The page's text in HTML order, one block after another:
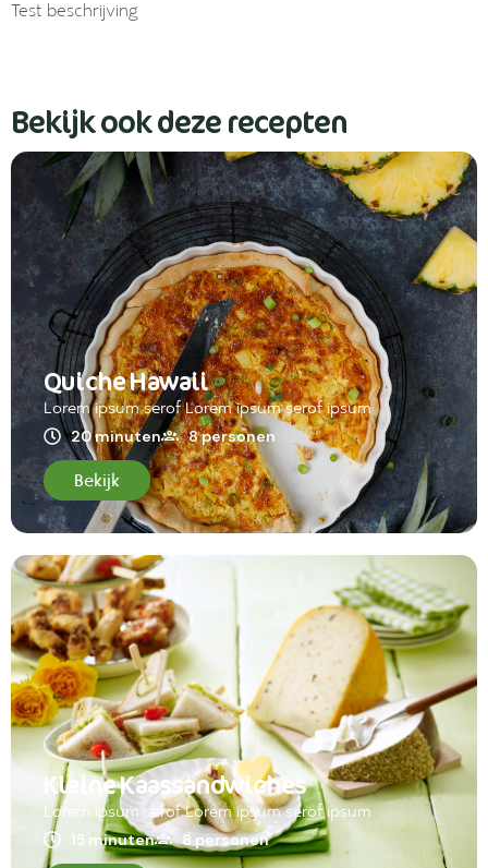
Test beschrijving
Bekijk ook deze recepten
Quiche Hawaii
Lorem ipsum serof Lorem ipsum serof ipsum
20 minuten
8 personen
Bekijk
Kleine Kaassandwiches
Lorem ipsum serof Lorem ipsum serof ipsum
15 minuten
8 personen